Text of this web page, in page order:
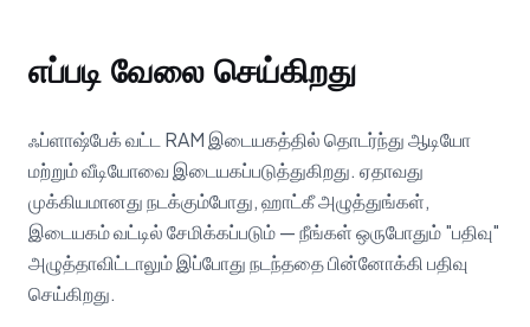
எப்படி வேலை செய்கிறது
ஃப்ளாஷ்பேக் வட்ட RAM இடையகத்தில் தொடர்ந்து ஆடியோ
மற்றும் வீடியோவை இடையகப்படுத்துகிறது. ஏதாவது
முக்கியமானது நடக்கும்போது, ஹாட்கீ அழுத்துங்கள்,
இடையகம் வட்டில் சேமிக்கப்படும் — நீங்கள் ஒருபோதும் "பதிவு"
அழுத்தாவிட்டாலும் இப்போது நடந்ததை பின்னோக்கி பதிவு
செய்கிறது.